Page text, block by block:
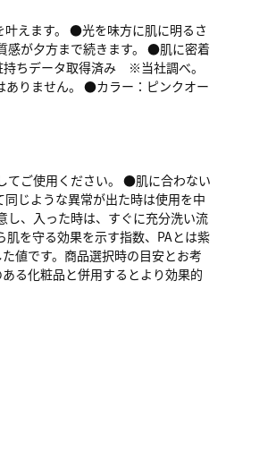
えます。 ●光を味方に肌に明るさ
が夕方まで続きます。 ●肌に密着
ちデータ取得済み ※当社調べ。
りません。 ●カラー：ピンクオー
てご使用ください。 ●肌に合わない
じような異常が出た時は使用を中
、入った時は、すぐに充分洗い流
を守る効果を示す指数、PAとは紫
値です。商品選択時の目安とお考
る化粧品と併用するとより効果的